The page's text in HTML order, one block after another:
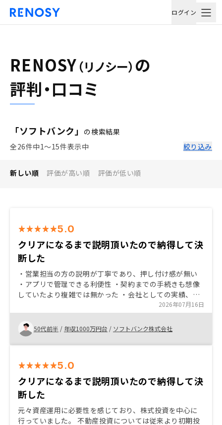
ログイン
RENOSY （リノシー） の
評判・口コミ
「ソフトバンク」 の検索結果
全26件中1〜15件表示中
絞り込み
新しい順 評価が高い順 評価が低い順
5.0
クリアになるまで説明頂いたので納得して決
断した
・営業担当の方の説明が丁寧であり、押し付け感が無い
・アプリで管理できる利便性 ・契約までの手続きも想像
していたより複雑では無かった ・会社としての実績、信
頼性がある点。 ・オフィスへ訪問した時の社員さんの活
気と丁寧な応対
2026年07月16日
50代前半 / 年収1000万円台 / ソフトバンク株式会社
5.0
クリアになるまで説明頂いたので納得して決
断した
元々資産運用に必要性を感じており、株式投資を中心に
行っていました。 不動産投資については従来より初期投